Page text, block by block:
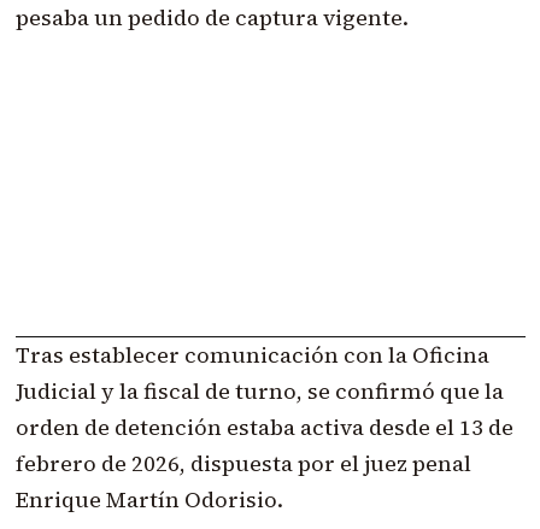
pesaba un pedido de captura vigente.
Tras establecer comunicación con la Oficina
Judicial y la fiscal de turno, se confirmó que la
orden de detención estaba activa desde el 13 de
febrero de 2026, dispuesta por el juez penal
Enrique Martín Odorisio.